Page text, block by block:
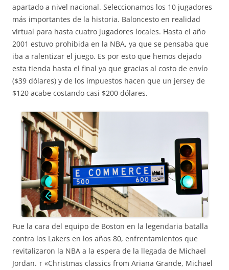
apartado a nivel nacional. Seleccionamos los 10 jugadores
más importantes de la historia. Baloncesto en realidad
virtual para hasta cuatro jugadores locales. Hasta el año
2001 estuvo prohibida en la NBA, ya que se pensaba que
iba a ralentizar el juego. Es por esto que hemos dejado
esta tienda hasta el final ya que gracias al costo de envío
($39 dólares) y de los impuestos hacen que un jersey de
$120 acabe costando casi $200 dólares.
Fue la cara del equipo de Boston en la legendaria batalla
contra los Lakers en los años 80, enfrentamientos que
revitalizaron la NBA a la espera de la llegada de Michael
Jordan. ↑ «Christmas classics from Ariana Grande, Michael